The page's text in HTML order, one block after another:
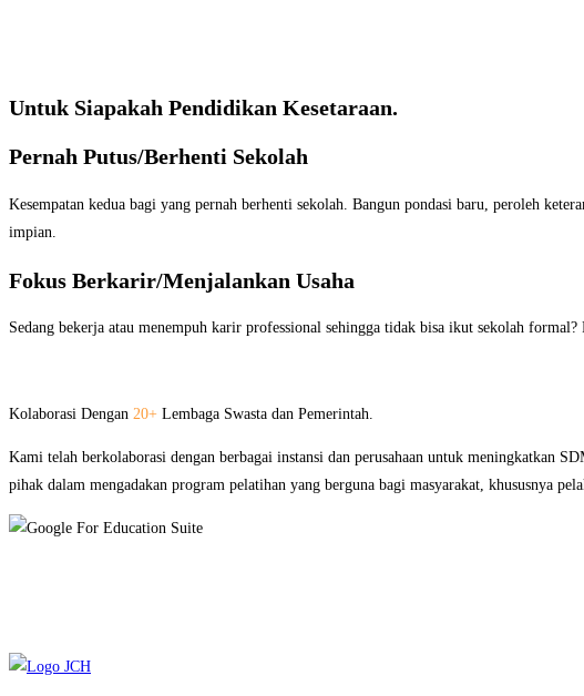
Untuk Siapakah Pendidikan Kesetaraan.
Pernah Putus/Berhenti Sekolah
Kesempatan kedua bagi yang pernah berhenti sekolah. Bangun pondasi baru, peroleh
impian.
Fokus Berkarir/Menjalankan Usaha
Sedang bekerja atau menempuh karir professional sehingga tidak bisa ikut sekolah
Kolaborasi Dengan 20+ Lembaga Swasta dan Pemerintah.
Kami telah berkolaborasi dengan berbagai instansi dan perusahaan untuk meningkatkan
pihak dalam mengadakan program pelatihan yang berguna bagi masyarakat, khususnya